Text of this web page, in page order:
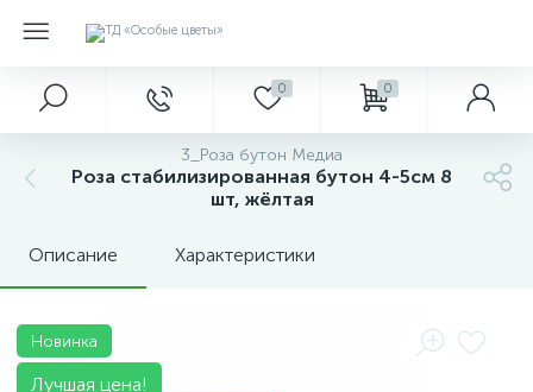
0 0
3_Роза бутон Медиа
Роза стабилизированная бутон 4-5см 8
шт, жёлтая
Описание Характеристики
Новинка
Лучшая цена!